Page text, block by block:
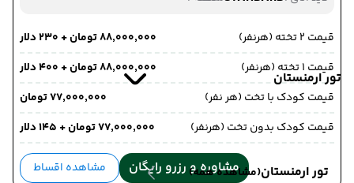
تور ارمنستان
تور ارمنستان(مشاهده همه)
قیمت 2 تخته (هرنفر)
۸۸٬۰۰۰٬۰۰۰ تومان + ۲۳۰ دلار
قیمت 1 تخته (هرنفر)
۸۸٬۰۰۰٬۰۰۰ تومان + ۴۰۰ دلار
قیمت کودک با تخت (هر نفر)
۷۷٬۰۰۰٬۰۰۰ تومان
قیمت کودک بدون تخت (هرنفر)
۷۷٬۰۰۰٬۰۰۰ تومان + ۱۴۵ دلار
مشاوره و رزرو رایگان مشاهده اقساط